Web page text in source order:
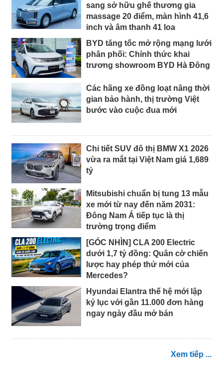
sang sở hữu ghế thương gia
massage 20 điểm, màn hình 41,6
inch và âm thanh 41 loa
BYD tăng tốc mở rộng mạng lưới
phân phối: Chính thức khai
trương showroom BYD Hà Đông
Các hãng xe đồng loạt nâng thời
gian bảo hành, thị trường Việt
bước vào cuộc đua mới
Chi tiết SUV đô thị BMW X1 2026
vừa ra mắt tại Việt Nam giá 1,689
tỷ
Mitsubishi chuẩn bị tung 13 mẫu
xe mới từ nay đến năm 2031:
Đông Nam Á tiếp tục là thị
trường trọng điểm
[GÓC NHÌN] CLA 200 Electric
dưới 1,7 tỷ đồng: Quân cờ chiến
lược hay phép thử mới của
Mercedes?
Hyundai Elantra thế hệ mới lập
kỷ lục với gần 11.000 đơn hàng
ngay ngày đầu mở bán
Xem tiếp ...